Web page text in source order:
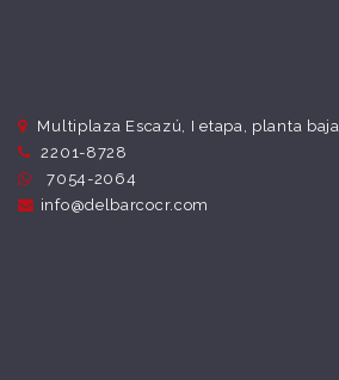
Multiplaza Escazú, I etapa, planta baja
2201-8728
7054-2064
info@delbarcocr.com